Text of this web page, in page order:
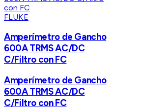
FLUKE
Amperímetro de Gancho
600A TRMS AC/DC
C/Filtro con FC
Amperímetro de Gancho
600A TRMS AC/DC
C/Filtro con FC